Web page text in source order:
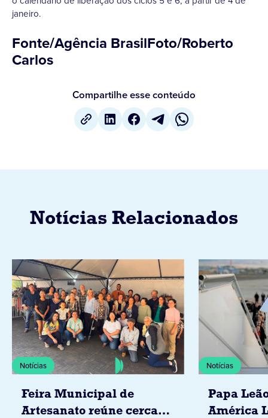
janeiro.
Fonte/Agência BrasilFoto/Roberto
Carlos
Compartilhe esse conteúdo
Notícias Relacionados
Notícias
Feira Municipal de
Artesanato reúne cerca
Notícias
Papa
América